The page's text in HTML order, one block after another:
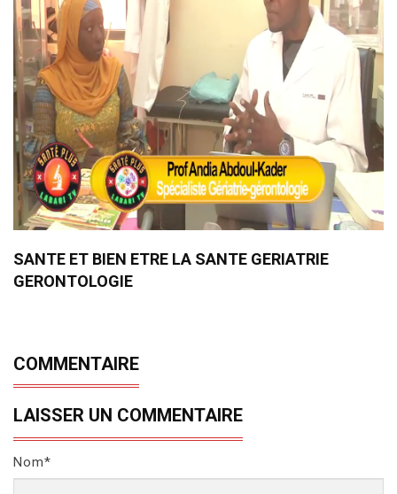
SANTE ET BIEN ETRE LA SANTE GERIATRIE
GERONTOLOGIE
COMMENTAIRE
LAISSER UN COMMENTAIRE
Nom*